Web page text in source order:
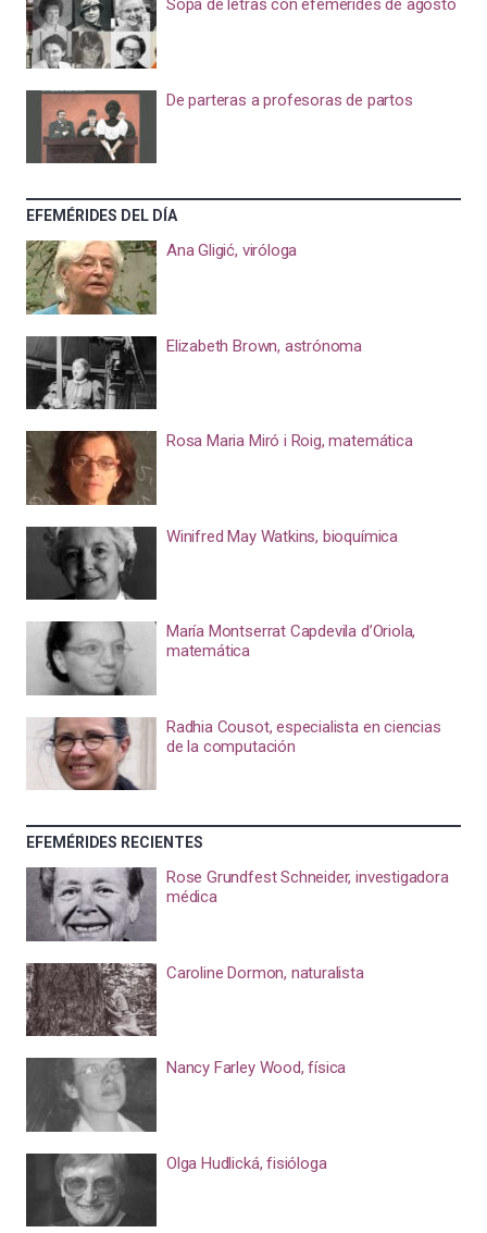
Sopa de letras con efemérides de agosto
De parteras a profesoras de partos
EFEMÉRIDES DEL DÍA
Ana Gligić, viróloga
Elizabeth Brown, astrónoma
Rosa Maria Miró i Roig, matemática
Winifred May Watkins, bioquímica
María Montserrat Capdevila d’Oriola,
matemática
Radhia Cousot, especialista en ciencias
de la computación
EFEMÉRIDES RECIENTES
Rose Grundfest Schneider, investigadora
médica
Caroline Dormon, naturalista
Nancy Farley Wood, física
Olga Hudlická, fisióloga